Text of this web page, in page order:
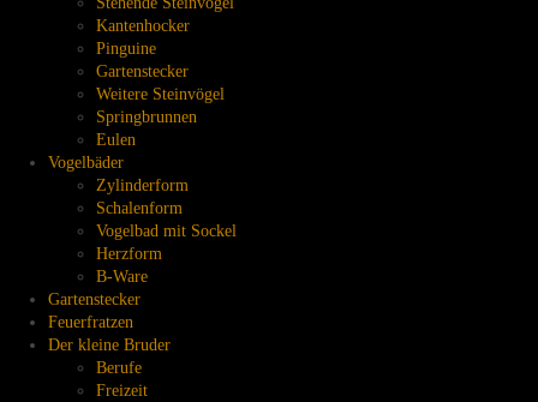
Kantenhocker
Pinguine
Gartenstecker
Weitere Steinvögel
Springbrunnen
Eulen
Vogelbäder
Zylinderform
Schalenform
Vogelbad mit Sockel
Herzform
B-Ware
Gartenstecker
Feuerfratzen
Der kleine Bruder
Berufe
Freizeit